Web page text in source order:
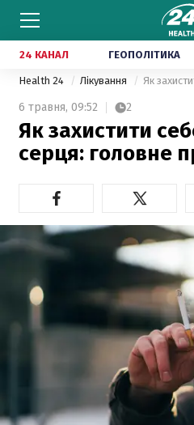
24 КАНАЛ ГЕОПОЛІТИКА
Health 24 Лікування
6 травня, 09:52 2
Як захистити
серця: головне